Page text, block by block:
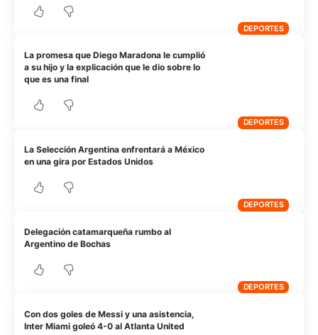
DEPORTES
DEPORTES
La promesa que Diego Maradona le cumplió
a su hijo y la explicación que le dio sobre lo
que es una final
DEPORTES
La Selección Argentina enfrentará a México
en una gira por Estados Unidos
DEPORTES
Delegación catamarqueña rumbo al
Argentino de Bochas
Con dos goles de Messi y una asistencia,
Inter Miami goleó 4-0 al Atlanta United